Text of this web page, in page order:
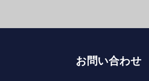
お問い合わせ